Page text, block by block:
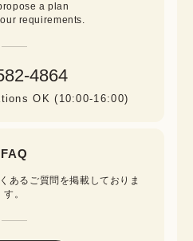
a plan
requirements.
4864
OK (10:00-16:00)
FAQ
あるご質問を掲載しておりま
す。